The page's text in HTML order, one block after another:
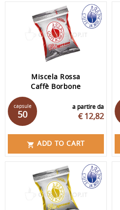
Miscela Rossa
Caffè Borbone
a partire da
€ 12,82
capsule
50
 ADD TO CART